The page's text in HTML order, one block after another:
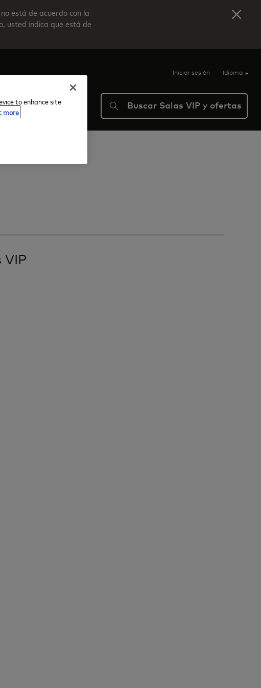
está de acuerdo con la
usted indica que está de
Iniciar sesión Idioma
Ayuda Buscar Salas VIP y ofertas
VIP
to enhance site
more